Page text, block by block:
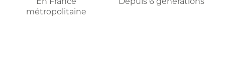
métropolitaine